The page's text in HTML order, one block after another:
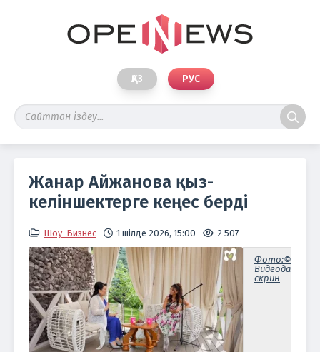
ҚАЗ РУС
Жанар Айжанова қыз-
келіншектерге кеңес берді
Шоу-Бизнес 1 шілде 2026, 15:00 2 507
Фото:©
Видеодан
скрин